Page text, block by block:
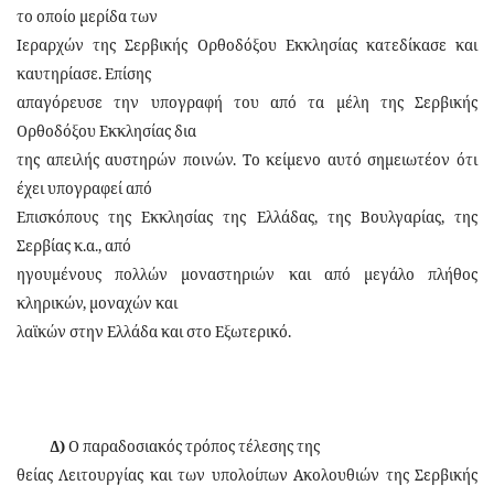
το οποίο μερίδα των
Ιεραρχών της Σερβικής Ορθοδόξου Εκκλησίας κατεδίκασε και
καυτηρίασε. Επίσης
απαγόρευσε την υπογραφή του από τα μέλη της Σερβικής
Ορθοδόξου Εκκλησίας δια
της απειλής αυστηρών ποινών. Το κείμενο αυτό σημειωτέον ότι
έχει υπογραφεί από
Επισκόπους της Εκκλησίας της Ελλάδας, της Βουλγαρίας, της
Σερβίας κ.α., από
ηγουμένους πολλών μοναστηριών και από μεγάλο πλήθος
κληρικών, μοναχών και
λαϊκών στην Ελλάδα και στο Εξωτερικό.
Δ)Ο παραδοσιακός τρόπος τέλεσης της
θείας Λειτουργίας και των υπολοίπων Ακολουθιών της Σερβικής